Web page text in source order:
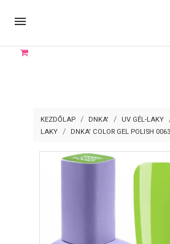

KEZDŐLAP DNKA' UV GÉL-LAKY
LAKY
DNKA' COLOR GEL POLISH